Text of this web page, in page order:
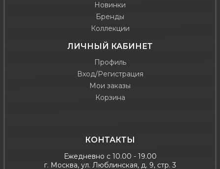
Новинки
Бренды
Коллекции
ЛИЧНЫЙ КАБИНЕТ
Профиль
Вход/Регистрация
Мои заказы
Корзина
КОНТАКТЫ
Ежедневно с 10.00 - 19.00
г. Москва, ул. Люблинская, д. 9, стр. 3